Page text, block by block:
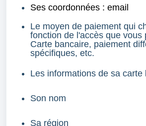
Ses coordonnées : email
Le moyen de paiement qui
fonction de l'accès que vous
Carte bancaire, paiement
spécifiques, etc.
Les informations de sa carte
Son nom
Sa région